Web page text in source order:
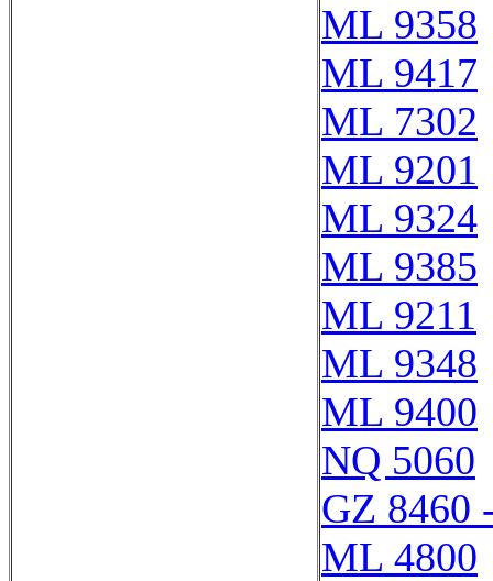
ML 9358
ML 9417
ML 7302
ML 9201
ML 9324
ML 9385
ML 9211
ML 9348
ML 9400
NQ 5060
GZ 8460
ML 4800